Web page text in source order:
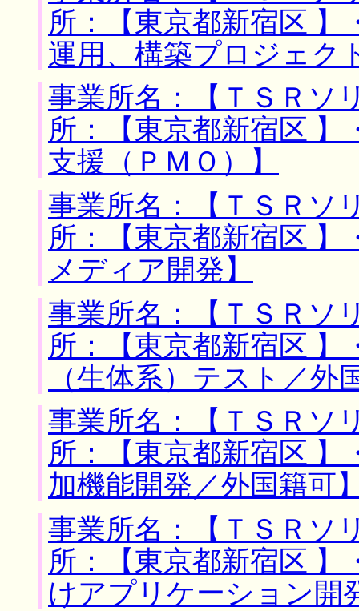
所：【東京都新宿区 】
運用、構築プロジェク
事業所名：【ＴＳＲソ
所：【東京都新宿区 】
支援（ＰＭＯ）】
事業所名：【ＴＳＲソ
所：【東京都新宿区
メディア開発】
事業所名：【ＴＳＲソ
所：【東京都新宿区
（生体系）テスト／外
事業所名：【ＴＳＲソ
所：【東京都新宿区
加機能開発／外国籍可
事業所名：【ＴＳＲソ
所：【東京都新宿区 】
けアプリケーション開